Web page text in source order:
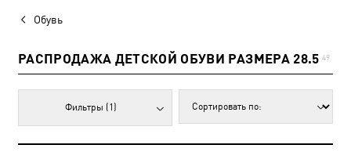
Обувь
РАСПРОДАЖА ДЕТСКОЙ ОБУВИ РАЗМЕРА 28.5 49
Фильтры (1)